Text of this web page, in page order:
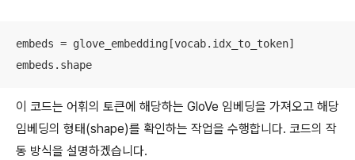
embeds = glove_embedding[vocab.idx_to_token]
embeds.shape
이 코드는 어휘의 토큰에 해당하는 GloVe 임베딩을 가져오고 해당
임베딩의 형태(shape)를 확인하는 작업을 수행합니다. 코드의 작
동 방식을 설명하겠습니다.